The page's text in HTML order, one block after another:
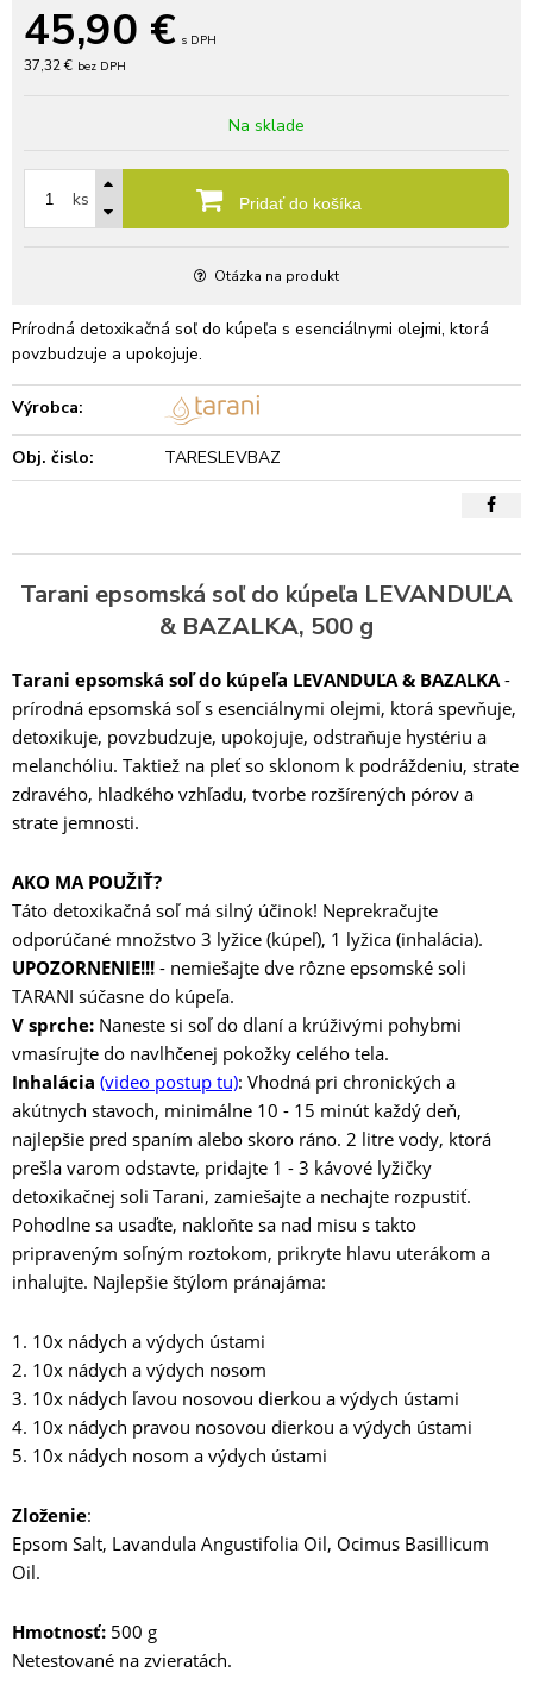
45,90 € s DPH
37,32 € bez DPH
Na sklade
ks Pridať do košíka
Otázka na produkt
Prírodná detoxikačná soľ do kúpeľa s esenciálnymi olejmi, ktorá
povzbudzuje a upokojuje.
Výrobca:
Obj. čislo: TARESLEVBAZ
Tarani epsomská soľ do kúpeľa LEVANDUĽA
& BAZALKA, 500 g
Tarani epsomská soľ do kúpeľa LEVANDUĽA & BAZALKA-
prírodná epsomská soľ s esenciálnymi olejmi, ktorá spevňuje,
detoxikuje, povzbudzuje, upokojuje, odstraňuje hystériu a
melanchóliu. Taktiež na pleť so sklonom k ​​podráždeniu, strate
zdravého, hladkého vzhľadu, tvorbe rozšírených pórov a
strate jemnosti.
AKO MA POUŽIŤ?
Táto detoxikačná soľ má silný účinok! Neprekračujte
odporúčané množstvo 3 lyžice (kúpeľ), 1 lyžica (inhalácia).
UPOZORNENIE!!! - nemiešajte dve rôzne epsomské soli
TARANI súčasne do kúpeľa.
V sprche: Naneste si soľ do dlaní a krúživými pohybmi
vmasírujte do navlhčenej pokožky celého tela.
Inhalácia (video postup tu): Vhodná pri chronických a
akútnych stavoch, minimálne 10 - 15 minút každý deň,
najlepšie pred spaním alebo skoro ráno. 2 litre vody, ktorá
prešla varom odstavte, pridajte 1 - 3 kávové lyžičky
detoxikačnej soli Tarani, zamiešajte a nechajte rozpustiť.
Pohodlne sa usaďte, nakloňte sa nad misu s takto
pripraveným soľným roztokom, prikryte hlavu uterákom a
inhalujte. Najlepšie štýlom pránajáma:
1. 10x nádych a výdych ústami
2. 10x nádych a výdych nosom
3. 10x nádych ľavou nosovou dierkou a výdych ústami
4. 10x nádych pravou nosovou dierkou a výdych ústami
5. 10x nádych nosom a výdych ústami
Zloženie:
Epsom Salt, Lavandula Angustifolia Oil, Ocimus Basillicum
Oil.
Hmotnosť: 500 g
Netestované na zvieratách.